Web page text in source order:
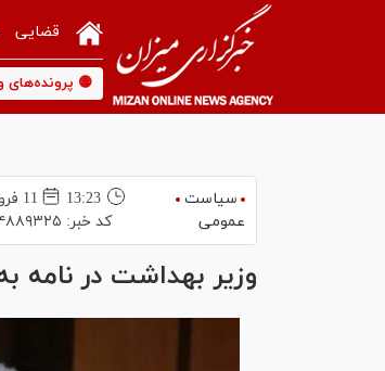
قضایی
🟡 پرونده‌های
سیاست
عمومی
13:23
11 فروردين 1405
کد خبر:
وزیر بهداشت در